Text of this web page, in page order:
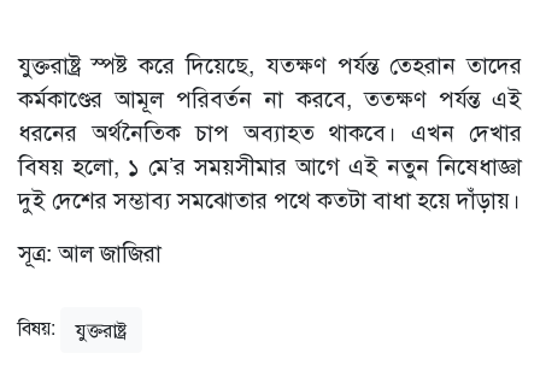
যুক্তরাষ্ট্র স্পষ্ট করে দিয়েছে, যতক্ষণ পর্যন্ত তেহরান তাদের
কর্মকাণ্ডের আমূল পরিবর্তন না করবে, ততক্ষণ পর্যন্ত এই
ধরনের অর্থনৈতিক চাপ অব্যাহত থাকবে। এখন দেখার
বিষয় হলো, ১ মে’র সময়সীমার আগে এই নতুন নিষেধাজ্ঞা
দুই দেশের সম্ভাব্য সমঝোতার পথে কতটা বাধা হয়ে দাঁড়ায়।
সূত্র: আল জাজিরা
বিষয়: যুক্তরাষ্ট্র